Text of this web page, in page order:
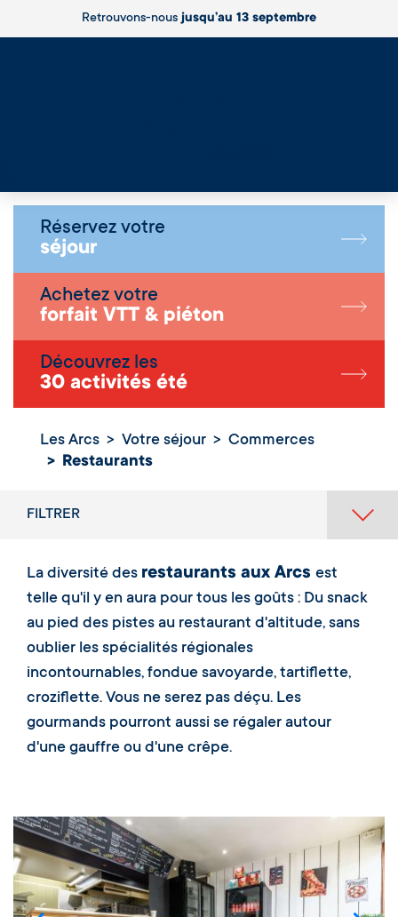
Retrouvons-nousjusqu’au 13 septembre
Réservez votre
séjour
Achetez votre
forfait VTT & piéton
Découvrez les
30 activités été
Les Arcs Votre séjour
Commerces
Restaurants
FILTRER
La diversité des restaurants aux Arcs est
telle qu'il y en aura pour tous les goûts : Du snack
au pied des pistes au restaurant d'altitude, sans
oublier les spécialités régionales
incontournables, fondue savoyarde, tartiflette,
croziflette. Vous ne serez pas déçu. Les
gourmands pourront aussi se régaler autour
d'une gauffre ou d'une crêpe.